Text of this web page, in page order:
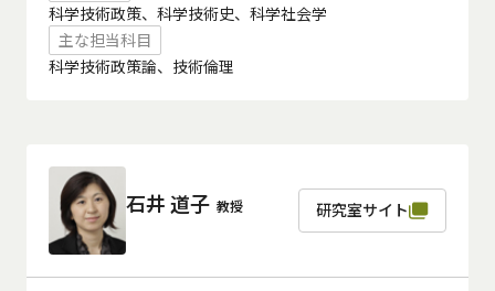
科学技術政策、科学技術史、科学社会学
主な担当科目
科学技術政策論、技術倫理
石井 道子 教授 研究室サイト